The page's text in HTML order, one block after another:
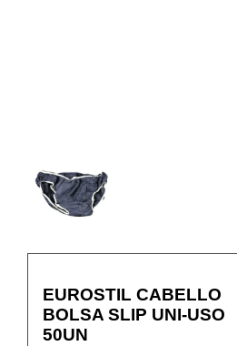
EUROSTIL CABELLO
BOLSA SLIP UNI-USO
50UN